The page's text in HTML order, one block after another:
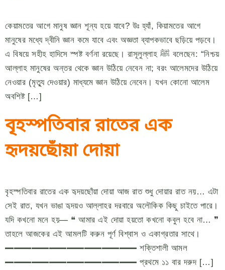
কেয়ামতের আগে মানুষ জ্ঞান শূন্য হয়ে যাবে? উঃ হ্যাঁ, কিয়ামতের আগে
মানুষের মধ্যে দ্বীনি জ্ঞান কমে যাবে এবং অজ্ঞতা ব্যাপকভাবে ছড়িয়ে পড়বে।
এ বিষয়ে সহীহ হাদিসে স্পষ্ট বর্ণনা রয়েছে। রাসূলুল্লাহ ﷺ বলেছেন: “নিশ্চয়
আল্লাহ মানুষের অন্তর থেকে জ্ঞান উঠিয়ে নেবেন না; বরং আলেমদের উঠিয়ে
নেওয়ার (মৃত্যু দেওয়ার) মাধ্যমে জ্ঞান উঠিয়ে নেবেন। যখন কোনো আলেম
অবশিষ্ট […]
বৃহস্পতিবার রাতের এক
হৃদয়ছোঁয়া দোয়া
বৃহস্পতিবার রাতের এক হৃদয়ছোঁয়া দোয়া আজ রাত শুধু দোয়ার রাত নয়… এটা
সেই রাত, যখন ভাঙা হৃদয়ও আল্লাহর দরবারে অলৌকিক কিছু চাইতে পারে।
যদি কখনো মনে হয়— ❝ আমার এই দোয়া হয়তো কখনো কবুল হবে না… ❞
তাহলে আজকের এই আমলটি করুন পূর্ণ বিশ্বাস ও একাগ্রতার সাথে।
━━━━━━━━━━━━━━━ শক্তিশালী আমল
━━━━━━━━━━━━━━━ প্রথমে ১১ বার দরুদ […]